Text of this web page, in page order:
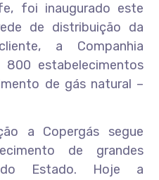
foi inaugurado este
de distribuição da
a Companhia
estabelecimentos
de gás natural –
a Copergás segue
de grandes
do Estado. Hoje a